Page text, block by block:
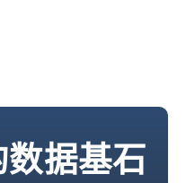
数据基石